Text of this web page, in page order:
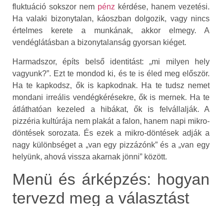
fluktuáció sokszor nem pénz kérdése, hanem vezetési.
Ha valaki bizonytalan, káoszban dolgozik, vagy nincs
értelmes kerete a munkának, akkor elmegy. A
vendéglátásban a bizonytalanság gyorsan kiéget.
Harmadszor, építs belső identitást: „mi milyen hely
vagyunk?”. Ezt te mondod ki, és te is éled meg először.
Ha te kapkodsz, ők is kapkodnak. Ha te tudsz nemet
mondani irreális vendégkérésekre, ők is mernek. Ha te
átláthatóan kezeled a hibákat, ők is felvállalják. A
pizzéria kultúrája nem plakát a falon, hanem napi mikro-
döntések sorozata. És ezek a mikro-döntések adják a
nagy különbséget a „van egy pizzázónk” és a „van egy
helyünk, ahová vissza akarnak jönni” között.
Menü és árképzés: hogyan
tervezd meg a választást